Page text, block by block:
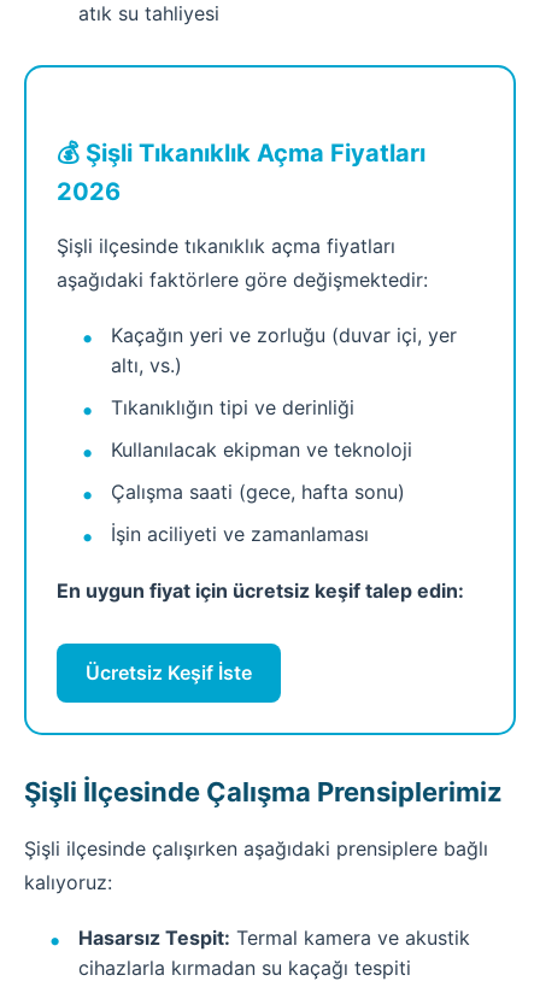
atık su tahliyesi
💰 Şişli Tıkanıklık Açma Fiyatları
2026
Şişli ilçesinde tıkanıklık açma fiyatları
aşağıdaki faktörlere göre değişmektedir:
Kaçağın yeri ve zorluğu (duvar içi, yer
altı, vs.)
Tıkanıklığın tipi ve derinliği
Kullanılacak ekipman ve teknoloji
Çalışma saati (gece, hafta sonu)
İşin aciliyeti ve zamanlaması
En uygun fiyat için ücretsiz keşif talep edin:
Ücretsiz Keşif İste
Şişli İlçesinde Çalışma Prensiplerimiz
Şişli ilçesinde çalışırken aşağıdaki prensiplere bağlı
kalıyoruz:
Hasarsız Tespit: Termal kamera ve akustik
cihazlarla kırmadan su kaçağı tespiti